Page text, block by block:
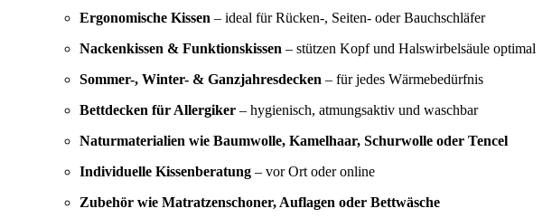
Ergonomische Kissen – ideal für Rücken-, Seiten- oder Bauchschläfer
Nackenkissen & Funktionskissen – stützen Kopf und Halswirbelsäule optimal
Sommer-, Winter- & Ganzjahresdecken – für jedes Wärmebedürfnis
Bettdecken für Allergiker – hygienisch, atmungsaktiv und waschbar
Naturmaterialien wie Baumwolle, Kamelhaar, Schurwolle oder Tencel
Individuelle Kissenberatung – vor Ort oder online
Zubehör wie Matratzenschoner, Auflagen oder Bettwäsche